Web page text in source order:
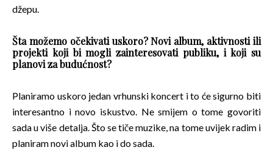
džepu.
Šta možemo očekivati uskoro? Novi album, aktivnosti ili
projekti koji bi mogli zainteresovati publiku, i koji su
planovi za budućnost?
Planiramo uskoro jedan vrhunski koncert i to će sigurno biti
interesantno i novo iskustvo. Ne smijem o tome govoriti
sada u više detalja. Što se tiče muzike, na tome uvijek radim i
planiram novi album kao i do sada.